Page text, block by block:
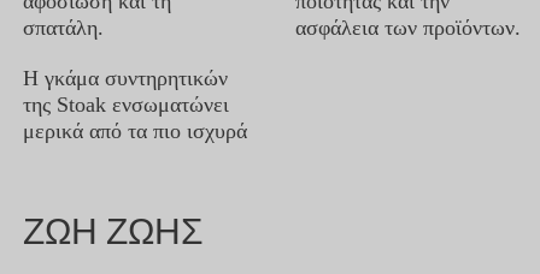
σπατάλη.
Η γκάμα συντηρητικών
της Stoak ενσωματώνει
μερικά από τα πιο ισχυρά
ασφάλεια των προϊόντων.
ΖΩΗ ΖΩΗΣ